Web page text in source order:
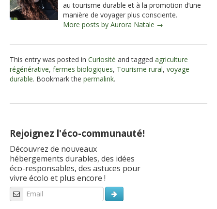
au tourisme durable et à la promotion d’une
manière de voyager plus consciente.
More posts by Aurora Natale →
This entry was posted in Curiosité and tagged agriculture
régénérative, fermes biologiques, Tourisme rural, voyage
durable. Bookmark the permalink.
Rejoignez l'éco-communauté!
Découvrez de nouveaux
hébergements durables, des idées
éco-responsables, des astuces pour
vivre écolo et plus encore !